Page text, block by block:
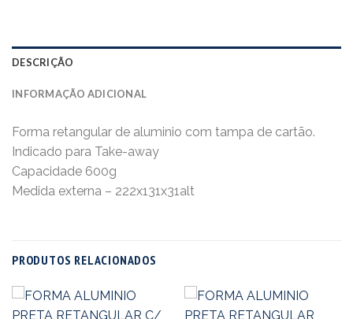
DESCRIÇÃO
INFORMAÇÃO ADICIONAL
Forma retangular de aluminio com tampa de cartão.
Indicado para Take-away
Capacidade 600g
Medida externa – 222x131x31alt
PRODUTOS RELACIONADOS